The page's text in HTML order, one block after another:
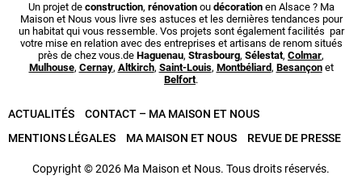
Un projet de construction, rénovationou décorationen Alsace ? Ma
Maison et Nous vous livre ses astuces et les dernières tendances pour
un habitat qui vous ressemble. Vos projets sont également facilités par
votre mise en relation avec des entreprises et artisans de renom situés
près de chez vous.de Haguenau, Strasbourg, Sélestat, Colmar,
Mulhouse, Cernay, Altkirch, Saint-Louis, Montbéliard, Besançonet
Belfort.
ACTUALITÉS
CONTACT – MA MAISON ET NOUS
MENTIONS LÉGALES
MA MAISON ET NOUS REVUE DE PRESSE
Copyright © 2026 Ma Maison et Nous. Tous droits réservés.